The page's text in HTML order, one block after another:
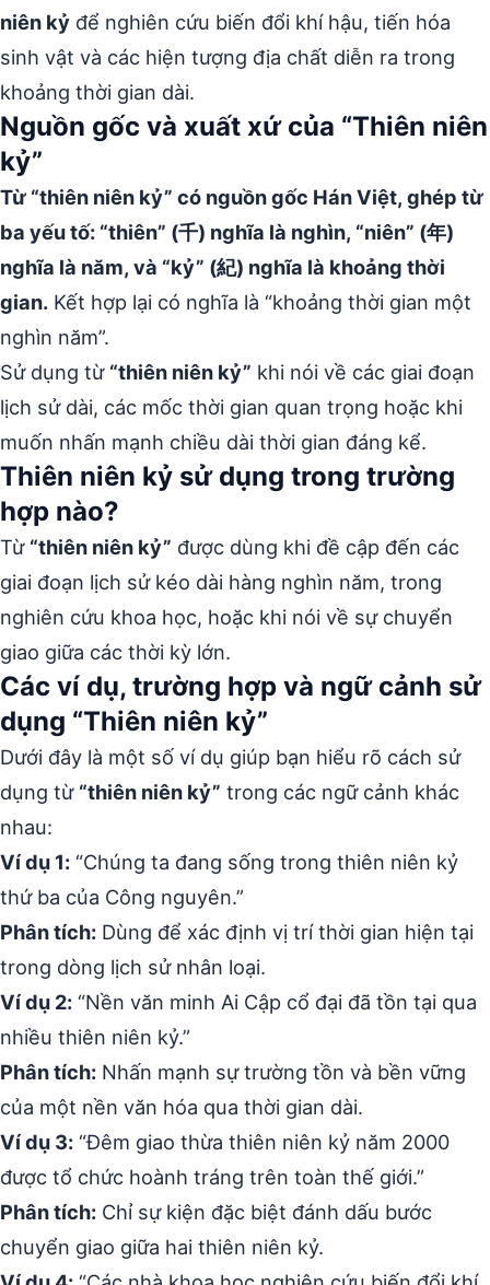
niên kỷ để nghiên cứu biến đổi khí hậu, tiến hóa
sinh vật và các hiện tượng địa chất diễn ra trong
khoảng thời gian dài.
Nguồn gốc và xuất xứ của “Thiên niên
kỷ”
Từ “thiên niên kỷ” có nguồn gốc Hán Việt, ghép từ
ba yếu tố: “thiên” (千) nghĩa là nghìn, “niên” (年)
nghĩa là năm, và “kỷ” (紀) nghĩa là khoảng thời
gian. Kết hợp lại có nghĩa là “khoảng thời gian một
nghìn năm”.
Sử dụng từ “thiên niên kỷ” khi nói về các giai đoạn
lịch sử dài, các mốc thời gian quan trọng hoặc khi
muốn nhấn mạnh chiều dài thời gian đáng kể.
Thiên niên kỷ sử dụng trong trường
hợp nào?
Từ “thiên niên kỷ” được dùng khi đề cập đến các
giai đoạn lịch sử kéo dài hàng nghìn năm, trong
nghiên cứu khoa học, hoặc khi nói về sự chuyển
giao giữa các thời kỳ lớn.
Các ví dụ, trường hợp và ngữ cảnh sử
dụng “Thiên niên kỷ”
Dưới đây là một số ví dụ giúp bạn hiểu rõ cách sử
dụng từ “thiên niên kỷ” trong các ngữ cảnh khác
nhau:
Ví dụ 1: “Chúng ta đang sống trong thiên niên kỷ
thứ ba của Công nguyên.”
Phân tích: Dùng để xác định vị trí thời gian hiện tại
trong dòng lịch sử nhân loại.
Ví dụ 2: “Nền văn minh Ai Cập cổ đại đã tồn tại qua
nhiều thiên niên kỷ.”
Phân tích: Nhấn mạnh sự trường tồn và bền vững
của một nền văn hóa qua thời gian dài.
Ví dụ 3: “Đêm giao thừa thiên niên kỷ năm 2000
được tổ chức hoành tráng trên toàn thế giới.”
Phân tích: Chỉ sự kiện đặc biệt đánh dấu bước
chuyển giao giữa hai thiên niên kỷ.